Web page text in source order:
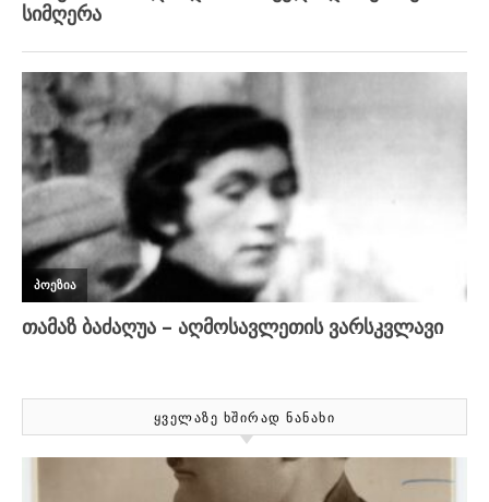
ᲧᲕᲔᲚᲐᲖᲔ ᲮᲨᲘᲠᲐᲓ ᲜᲐᲜᲐᲮᲘ